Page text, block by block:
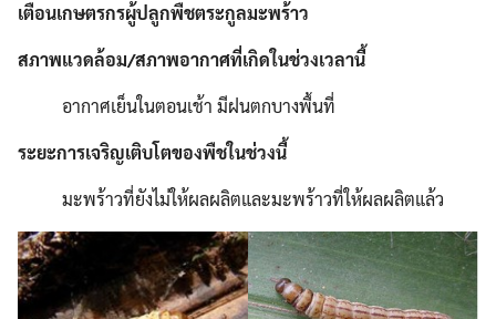
เตือนเกษตรกรผู้ปลูกพืชตระกูลมะพร้าว
สภาพแวดล้อม/สภาพอากาศที่เกิดในช่วงเวลานี้
อากาศเย็นในตอนเช้า มีฝนตกบางพื้นที่
ระยะการเจริญเติบโตของพืชในช่วงนี้
มะพร้าวที่ยังไม่ให้ผลผลิตและมะพร้าวที่ให้ผลผลิตแล้ว